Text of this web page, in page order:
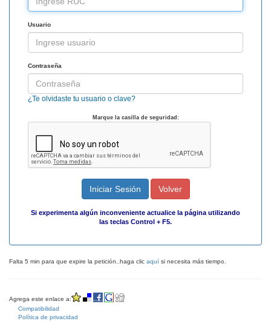
Usuario
Contraseña
¿Te olvidaste tu usuario o clave?
Marque la casilla de seguridad:
Iniciar Sesión Volver
Si experimenta algún inconveniente actualice la página utilizando
las teclas Control + F5.
Falta 5 min para que expire la petición..haga clic aquí si necesita más tiempo.
Agrega este enlace a:
Compatibilidad
Política de privacidad